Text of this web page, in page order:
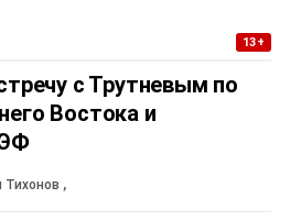
13+
с Трутневым по
Востока и
Тихонов ,